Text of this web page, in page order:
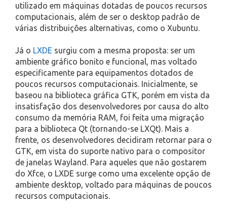
utilizado em máquinas dotadas de poucos recursos
computacionais, além de ser o desktop padrão de
várias distribuições alternativas, como o Xubuntu.
Já o LXDE surgiu com a mesma proposta: ser um
ambiente gráfico bonito e funcional, mas voltado
especificamente para equipamentos dotados de
poucos recursos computacionais. Inicialmente, se
baseou na biblioteca gráfica GTK, porém em vista da
insatisfação dos desenvolvedores por causa do alto
consumo da memória RAM, foi feita uma migração
para a biblioteca Qt (tornando-se LXQt). Mais a
frente, os desenvolvedores decidiram retornar para o
GTK, em vista do suporte nativo para o compositor
de janelas Wayland. Para aqueles que não gostarem
do Xfce, o LXDE surge como uma excelente opção de
ambiente desktop, voltado para máquinas de poucos
recursos computacionais.